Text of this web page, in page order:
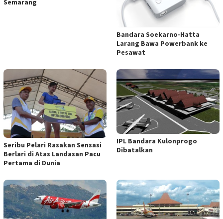
Semarang
Bandara Soekarno-Hatta
Larang Bawa Powerbank ke
Pesawat
Seribu Pelari Rasakan Sensasi
Berlari di Atas Landasan Pacu
Pertama di Dunia
IPL Bandara Kulonprogo
Dibatalkan